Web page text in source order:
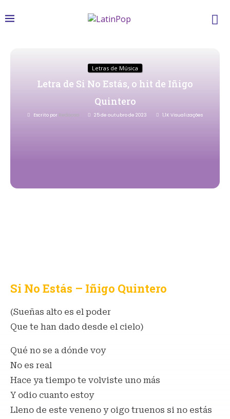
Letras de Música
Letra de Si No Estás, o hit de Iñigo
Quintero
Escrito por Redacao 25 de outubro de 2023 1,1K Visualizações
Si No Estás – Iñigo Quintero
(Sueñas alto es el poder
Que te han dado desde el cielo)
Qué no se a dónde voy
No es real
Hace ya tiempo te volviste uno más
Y odio cuanto estoy
Lleno de este veneno y oigo truenos si no estás